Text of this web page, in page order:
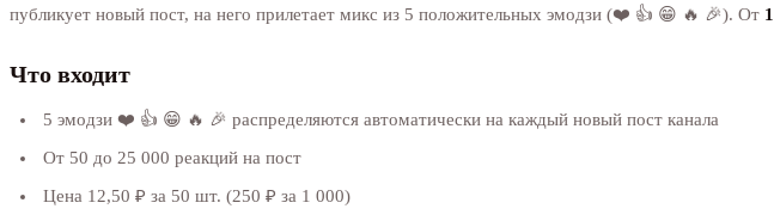
публикует новый пост, на него прилетает микс из 5 положительных эмодзи (❤️ 👍 😁 🔥 🎉). От
Что входит
5 эмодзи ❤️ 👍 😁 🔥 🎉 распределяются автоматически на каждый новый пост канала
От 50 до 25 000 реакций на пост
Цена 12,50 ₽ за 50 шт. (250 ₽ за 1 000)